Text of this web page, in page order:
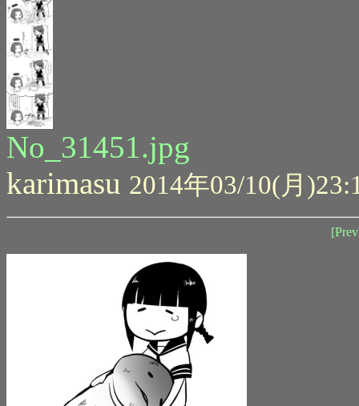
No_31451.jpg
karimasu 2014年03/10(月